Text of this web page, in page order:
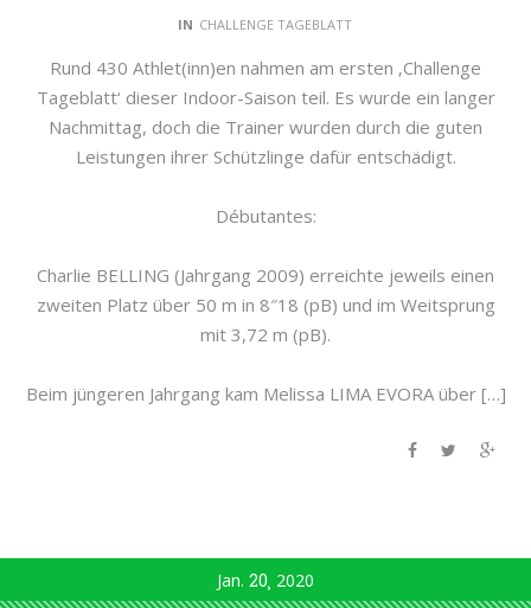
IN CHALLENGE TAGEBLATT
Rund 430 Athlet(inn)en nahmen am ersten ‚Challenge
Tageblatt‘ dieser Indoor-Saison teil. Es wurde ein langer
Nachmittag, doch die Trainer wurden durch die guten
Leistungen ihrer Schützlinge dafür entschädigt.
Débutantes:
Charlie BELLING (Jahrgang 2009) erreichte jeweils einen
zweiten Platz über 50 m in 8″18 (pB) und im Weitsprung
mit 3,72 m (pB).
Beim jüngeren Jahrgang kam Melissa LIMA EVORA über […]
Jan. 20 2020